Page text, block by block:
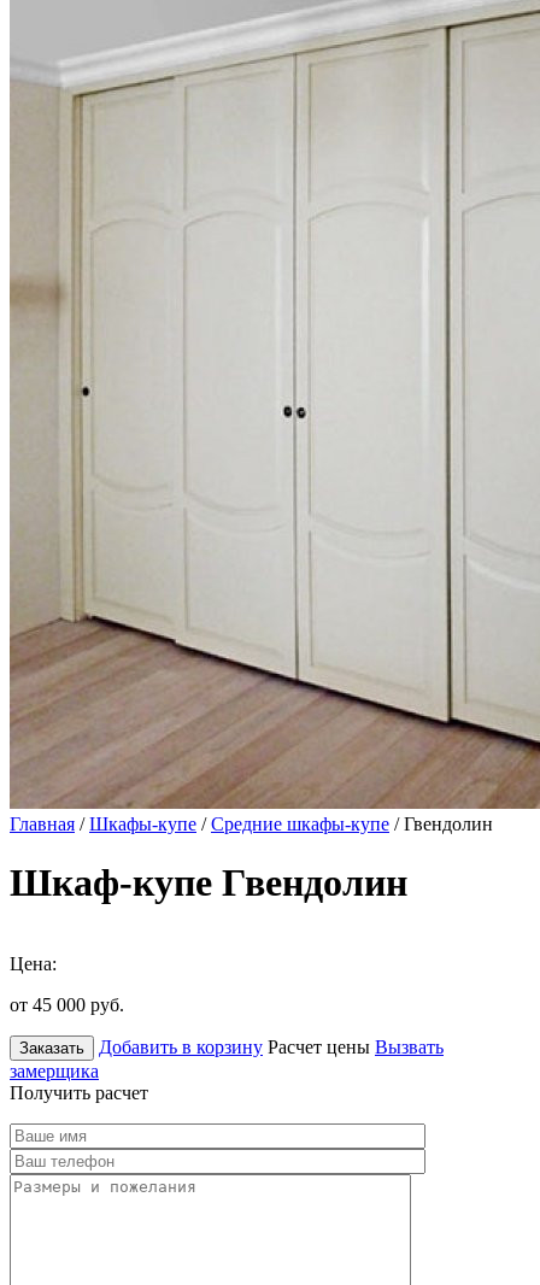
Главная /Шкафы-купе /Средние шкафы-купе / Гвендолин
Шкаф-купе Гвендолин
Цена:
от 45 000 руб.
Заказать Добавить в корзину Расчет цены Вызвать
замерщика
Получить расчет